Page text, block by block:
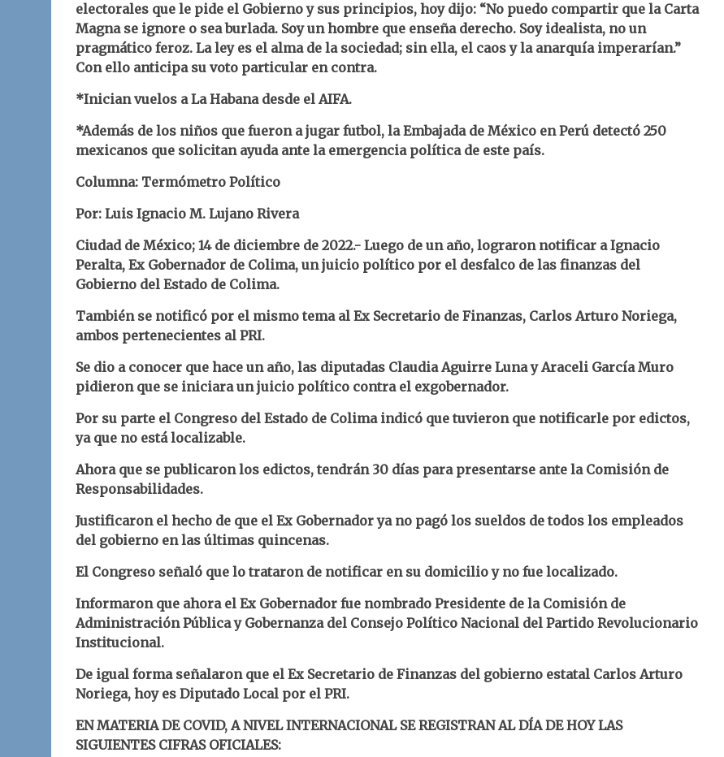
electorales que le pide el Gobierno y sus principios, hoy dijo: “No puedo compartir que la Carta
Magna se ignore o sea burlada. Soy un hombre que enseña derecho. Soy idealista, no un
pragmático feroz. La ley es el alma de la sociedad; sin ella, el caos y la anarquía imperarían.”
Con ello anticipa su voto particular en contra.
*Inician vuelos a La Habana desde el AIFA.
*Además de los niños que fueron a jugar futbol, la Embajada de México en Perú detectó 250
mexicanos que solicitan ayuda ante la emergencia política de este país.
Columna: Termómetro Político
Por: Luis Ignacio M. Lujano Rivera
Ciudad de México; 14 de diciembre de 2022.- Luego de un año, lograron notificar a Ignacio
Peralta, Ex Gobernador de Colima, un juicio político por el desfalco de las finanzas del
Gobierno del Estado de Colima.
También se notificó por el mismo tema al Ex Secretario de Finanzas, Carlos Arturo Noriega,
ambos pertenecientes al PRI.
Se dio a conocer que hace un año, las diputadas Claudia Aguirre Luna y Araceli García Muro
pidieron que se iniciara un juicio político contra el exgobernador.
Por su parte el Congreso del Estado de Colima indicó que tuvieron que notificarle por edictos,
ya que no está localizable.
Ahora que se publicaron los edictos, tendrán 30 días para presentarse ante la Comisión de
Responsabilidades.
Justificaron el hecho de que el Ex Gobernador ya no pagó los sueldos de todos los empleados
del gobierno en las últimas quincenas.
El Congreso señaló que lo trataron de notificar en su domicilio y no fue localizado.
Informaron que ahora el Ex Gobernador fue nombrado Presidente de la Comisión de
Administración Pública y Gobernanza del Consejo Político Nacional del Partido Revolucionario
Institucional.
De igual forma señalaron que el Ex Secretario de Finanzas del gobierno estatal Carlos Arturo
Noriega, hoy es Diputado Local por el PRI.
EN MATERIA DE COVID, A NIVEL INTERNACIONAL SE REGISTRAN AL DÍA DE HOY LAS
SIGUIENTES CIFRAS OFICIALES: